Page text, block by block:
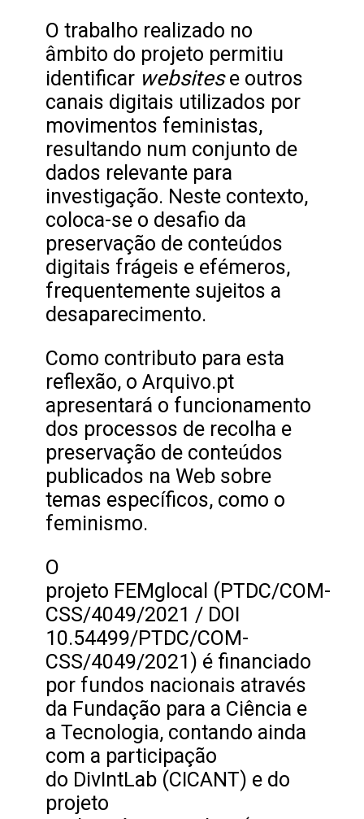
O trabalho realizado no
âmbito do projeto permitiu
identificar websitese outros
canais digitais utilizados por
movimentos feministas,
resultando num conjunto de
dados relevante para
investigação. Neste contexto,
coloca-se o desafio da
preservação de conteúdos
digitais frágeis e efémeros,
frequentemente sujeitos a
desaparecimento.
Como contributo para esta
reflexão, o Arquivo.pt
apresentará o funcionamento
dos processos de recolha e
preservação de conteúdos
publicados na Web sobre
temas específicos, como o
feminismo.
O
projeto FEMglocal (PTDC/COM-
CSS/4049/2021 / DOI
10.54499/PTDC/COM-
CSS/4049/2021) é financiado
por fundos nacionais através
da Fundação para a Ciência e
a Tecnologia, contando ainda
com a participação
do DivIntLab (CICANT) e do
projeto